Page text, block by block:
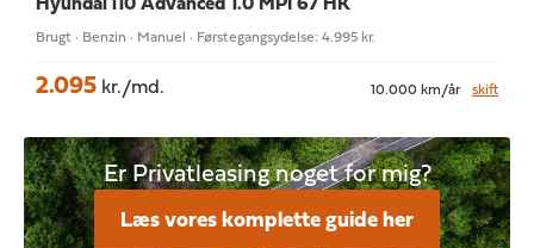
Hyundai i10 Advanced 1.0 MPI 67 HK
Brugt · Benzin · Manuel · Førstegangsydelse: 4.995 kr.
2.095 kr./md. 10.000 km/år skift
Er Privatleasing noget for mig?
Læs vores komplette guide her